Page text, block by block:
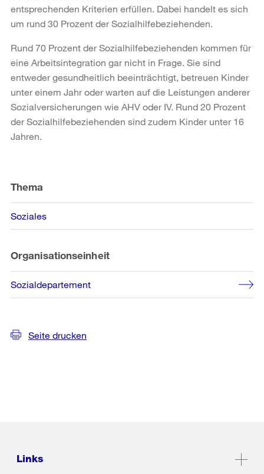
entsprechenden Kriterien erfüllen. Dabei handelt es sich
um rund 30 Prozent der Sozialhilfebeziehenden.
Rund 70 Prozent der Sozialhilfebeziehenden kommen für
eine Arbeitsintegration gar nicht in Frage. Sie sind
entweder gesundheitlich beeinträchtigt, betreuen Kinder
unter einem Jahr oder warten auf die Leistungen anderer
Sozialversicherungen wie AHV oder IV. Rund 20 Prozent
der Sozialhilfebeziehenden sind zudem Kinder unter 16
Jahren.
Informationen
Thema
Soziales
Organisationseinheit
Sozialdepartement
Seite drucken
Links